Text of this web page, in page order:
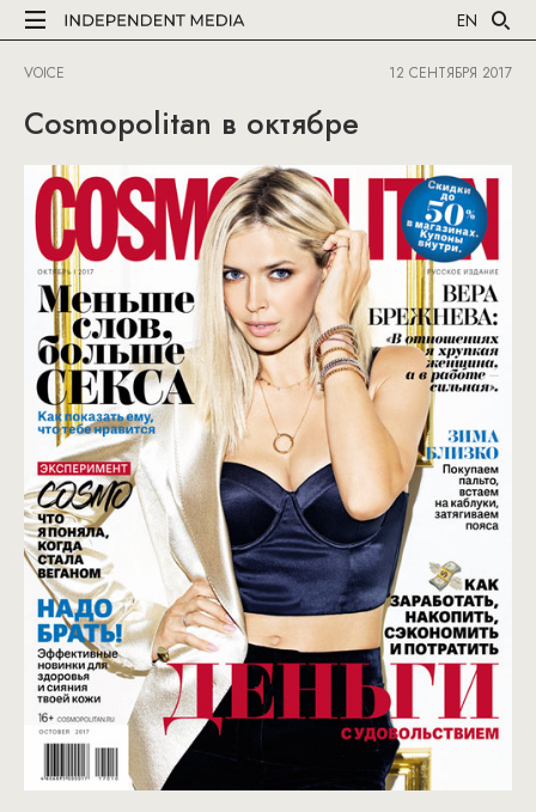
EN
VOICE 12 СЕНТЯБРЯ 2017
Cosmopolitan в октябре